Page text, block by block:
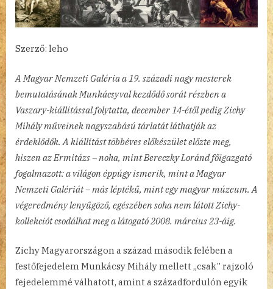
Szerző: leho
A Magyar Nemzeti Galéria a 19. századi nagy mesterek
bemutatásának Munkácsyval kezdődő sorát részben a
Vaszary-kiállítással folytatta, december 14-étől pedig Zichy
Mihály műveinek nagyszabású tárlatát láthatják az
érdeklődők. A kiállítást többéves előkészület előzte meg,
hiszen az Ermitázs – noha, mint Bereczky Loránd főigazgató
fogalmazott: a világon éppúgy ismerik, mint a Magyar
Nemzeti Galériát – más léptékű, mint egy magyar múzeum. A
végeredmény lenyűgöző, egészében soha nem látott Zichy-
kollekciót csodálhat meg a látogató 2008. március 23-áig.
Zichy Magyarországon a század második felében a
festőfejedelem Munkácsy Mihály mellett „csak” rajzoló
fejedelemmé válhatott, amint a századfordulón egyik